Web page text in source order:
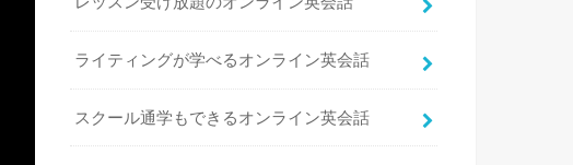
ライティングが学べるオンライン英会話
スクール通学もできるオンライン英会話